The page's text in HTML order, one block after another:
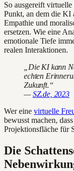
So ausgereift
Punkt, an dem die KI
Empathie und
ersetzen. Wie eine
emotionale Tiefe
realen Interaktionen.
„Die KI kann
echten
Zukunft.“
—SZ.de, 2023
Wer eine virtuelle
bewusst machen,
Projektionsfläche für
Die